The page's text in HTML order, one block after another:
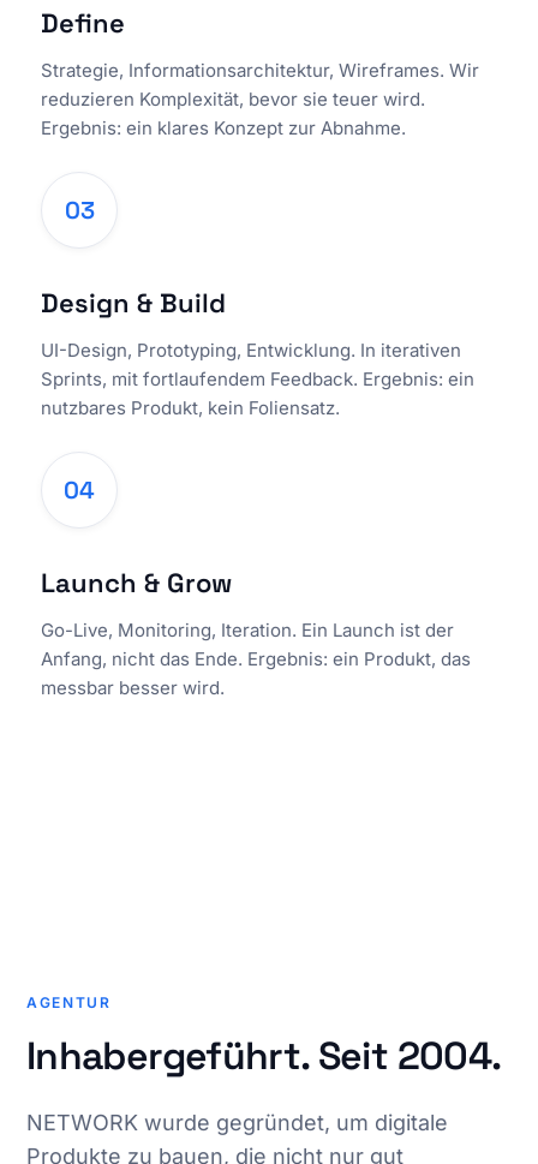
Define
Strategie, Informationsarchitektur, Wireframes. Wir
reduzieren Komplexität, bevor sie teuer wird.
Ergebnis: ein klares Konzept zur Abnahme.
03
Design & Build
UI-Design, Prototyping, Entwicklung. In iterativen
Sprints, mit fortlaufendem Feedback. Ergebnis: ein
nutzbares Produkt, kein Foliensatz.
04
Launch & Grow
Go-Live, Monitoring, Iteration. Ein Launch ist der
Anfang, nicht das Ende. Ergebnis: ein Produkt, das
messbar besser wird.
AGENTUR
Inhabergeführt. Seit 2004.
NETWORK wurde gegründet, um digitale
Produkte zu bauen, die nicht nur gut